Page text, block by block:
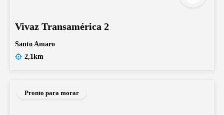
Vivaz Transamérica 2
Santo Amaro
2,1km
Pronto para morar